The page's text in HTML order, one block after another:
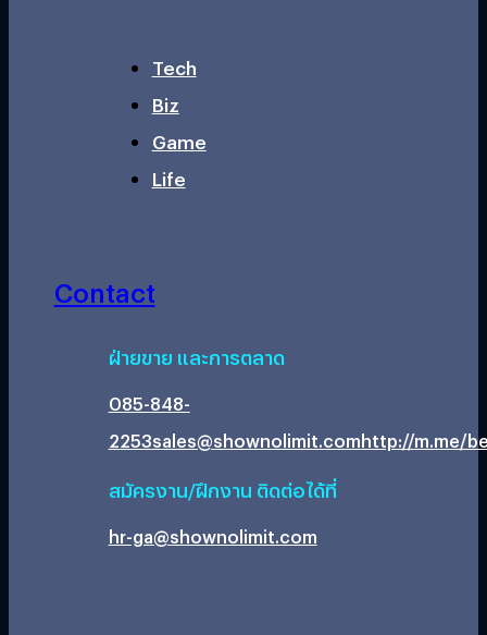
Tech
Biz
Game
Life
Contact
ฝ่ายขาย และการตลาด
085-848-
2253sales@shownolimit.comhttp://m.me/
สมัครงาน/ฝึกงาน ติดต่อได้ที่
hr-ga@shownolimit.com